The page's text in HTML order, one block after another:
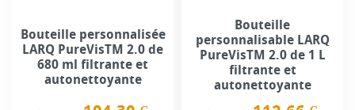
Bouteille personnalisée
LARQ PureVisTM 2.0 de
680 ml filtrante et
autonettoyante
Bouteille
personnalisable LARQ
PureVisTM 2.0 de 1 L
filtrante et
autonettoyante